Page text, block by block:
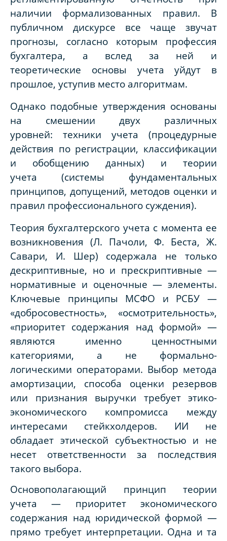
наличии формализованных правил. В
публичном дискурсе все чаще звучат
прогнозы, согласно которым профессия
бухгалтера, а вслед за ней и
теоретические основы учета уйдут в
прошлое, уступив место алгоритмам.
Однако подобные утверждения основаны
на смешении двух различных
уровней: техники учета (процедурные
действия по регистрации, классификации
и обобщению данных) и теории
учета (системы фундаментальных
принципов, допущений, методов оценки и
правил профессионального суждения).
Теория бухгалтерского учета с момента ее
возникновения (Л. Пачоли, Ф. Беста, Ж.
Савари, И. Шер) содержала не только
дескриптивные, но и прескриптивные —
нормативные и оценочные — элементы.
Ключевые принципы МСФО и РСБУ —
«добросовестность», «осмотрительность»,
«приоритет содержания над формой» —
являются именно ценностными
категориями, а не формально-
логическими операторами. Выбор метода
амортизации, способа оценки резервов
или признания выручки требует этико-
экономического компромисса между
интересами стейкхолдеров. ИИ не
обладает этической субъектностью и не
несет ответственности за последствия
такого выбора.
Основополагающий принцип теории
учета — приоритет экономического
содержания над юридической формой —
прямо требует интерпретации. Одна и та